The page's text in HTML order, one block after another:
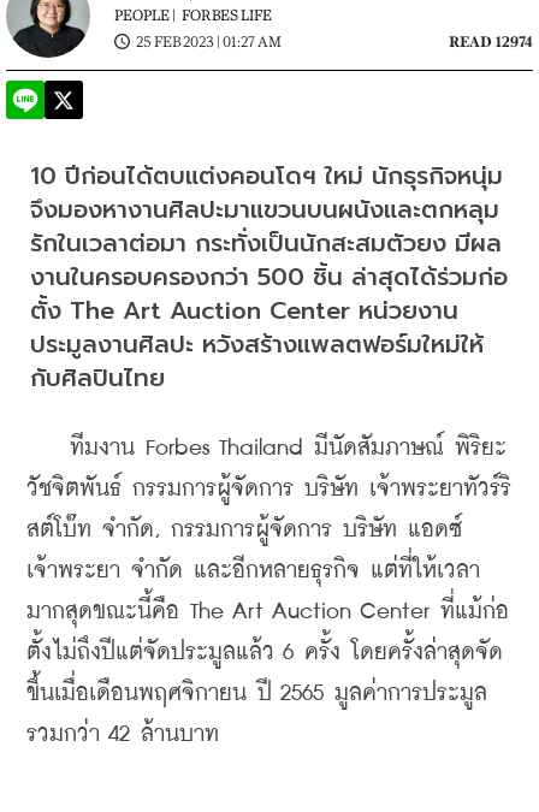
PEOPLE | FORBES LIFE
25 FEB 2023 | 01:27 AM
READ 12974
10 ปีก่อนได้ตบแต่งคอนโดฯ ใหม่ นักธุรกิจหนุ่ม
จึงมองหางานศิลปะมาแขวนบนผนังและตกหลุม
รักในเวลาต่อมา กระทั่งเป็นนักสะสมตัวยง มีผล
งานในครอบครองกว่า 500 ชิ้น ล่าสุดได้ร่วมก่อ
ตั้ง The Art Auction Center หน่วยงาน
ประมูลงานศิลปะ หวังสร้างแพลตฟอร์มใหม่ให้
กับศิลปินไทย
ทีมงาน Forbes Thailand มีนัดสัมภาษณ์ พิริยะ
วัชจิตพันธ์ กรรมการผู้จัดการ บริษัท เจ้าพระยาทัวร์ริ
สต์โบ๊ท จำกัด, กรรมการผู้จัดการ บริษัท แอดซ์
เจ้าพระยา จำกัด และอีกหลายธุรกิจ แต่ที่ให้เวลา
มากสุดขณะนี้คือ The Art Auction Center ที่แม้ก่อ
ตั้งไม่ถึงปีแต่จัดประมูลแล้ว 6 ครั้ง โดยครั้งล่าสุดจัด
ขึ้นเมื่อเดือนพฤศจิกายน ปี 2565 มูลค่าการประมูล
รวมกว่า 42 ล้านบาท